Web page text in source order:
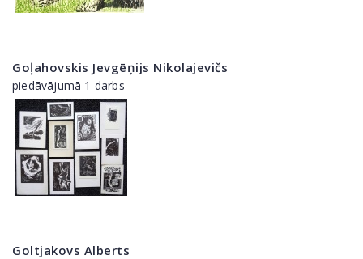
Goļahovskis Jevgēņijs Nikolajevičs
piedāvājumā 1 darbs
Goltjakovs Alberts